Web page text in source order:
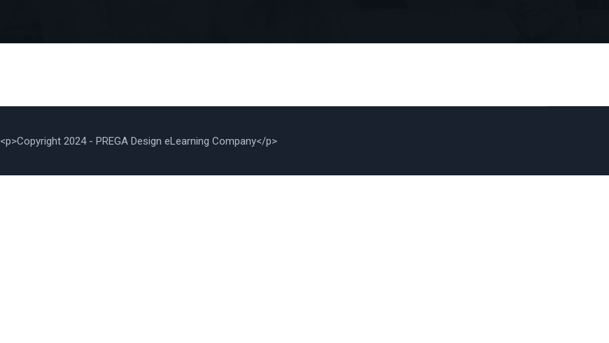
<p>Copyright 2024 - PREGA Design eLearning Company</p>